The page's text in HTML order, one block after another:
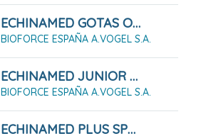
ECHINAMED GOTAS ORALES EN SOLUCIÓN, 50 Ml
BIOFORCE ESPAÑA A.VOGEL S.A.
ECHINAMED JUNIOR COMPRIMIDOS, 120 COMPRIMIDOS
BIOFORCE ESPAÑA A.VOGEL S.A.
ECHINAMED PLUS SPRAY SOLUCIÓN PARA PULVERIZACIÓN BUCAL, 30 ML